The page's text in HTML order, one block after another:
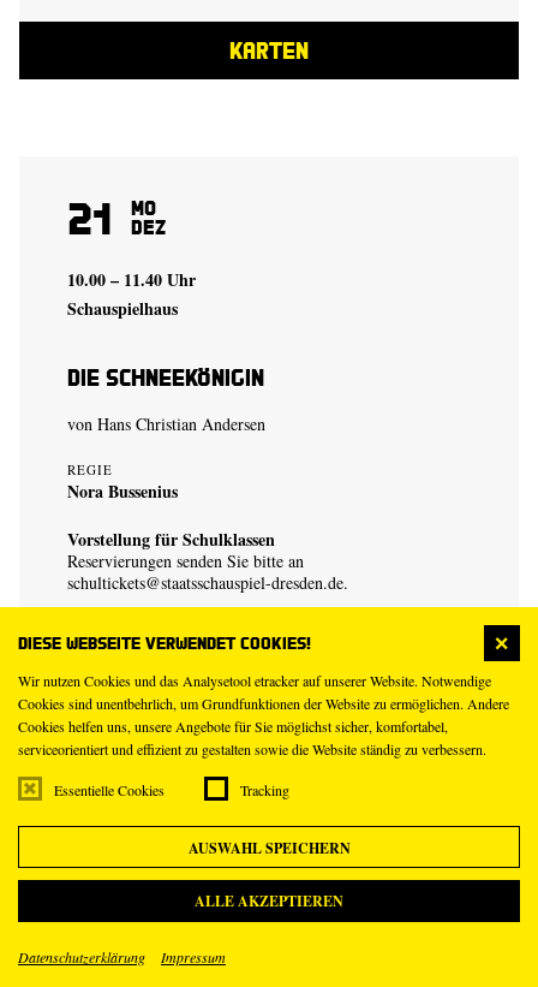
Diese Webseite verwendet Cookies!
Wir nutzen Cookies und das Analysetool etracker auf unserer Website. Notwendige
Cookies sind unentbehrlich, um Grundfunktionen der Website zu ermöglichen. Andere
Cookies helfen uns, unsere Angebote für Sie möglichst sicher, komfortabel,
serviceorientiert und effizient zu gestalten sowie die Website ständig zu verbessern.
Essentielle Cookies Tracking
AUSWAHL SPEICHERN
ALLE AKZEPTIEREN
Datenschutzerklärung Impressum
KARTEN
21 Mo
Dez
10.00 – 11.40 Uhr
Schauspielhaus
Die Schneekönigin
von Hans Christian Andersen
REGIE
Nora Bussenius
Vorstellung für Schulklassen
Reservierungen senden Sie bitte an
schultickets@staatsschauspiel-dresden.de.
23 Mi
19.30 – 23.00 Uhr
Hamlet